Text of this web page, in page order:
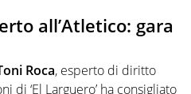
all’Atletico: gara
Roca, esperto di diritto
di ‘El Larguero’ ha consigliato